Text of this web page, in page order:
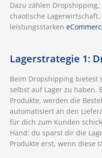
Dazu zählen
chaotische
leistungsstarken
Lagerstrategie 1:
Beim Dropshipping bietest
selbst auf Lager zu haben.
Produkte, werden die
automatisiert an den
für dich zum Kunden
Hand: du sparst dir die
Produkte erst, wenn diese